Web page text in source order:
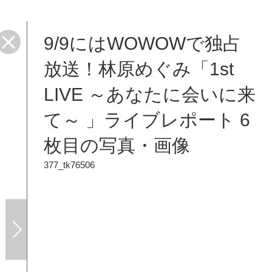
9/9にはWOWOWで独占
放送！林原めぐみ「1st
LIVE ～あなたに会いに来
て～ 」ライブレポート 6
枚目の写真・画像
377_tk76506